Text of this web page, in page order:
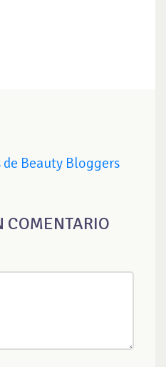
de Beauty Bloggers
COMENTARIO